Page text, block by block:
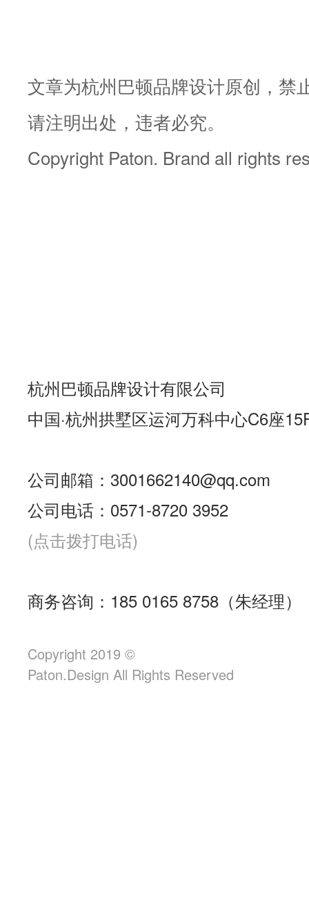
文章为杭州巴顿品牌设计原创，禁
请注明出处，违者必究。
Copyright Paton. Brand all rights
杭州巴顿品牌设计有限公司
中国·杭州拱墅区运河万科中心C6座
公司邮箱：3001662140@qq.com
公司电话：0571-8720 3952
(点击拨打电话)
商务咨询：185 0165 8758（朱经理）
Copyright 2019 ©
Paton.Design All Rights Reserved